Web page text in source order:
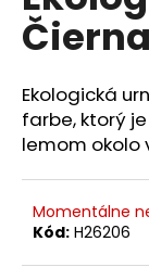
0,0
z
hviezdičiek.
Čierna
Ekologická
farbe, ktorý
lemom okolo
Momentálne
Kód: H26206
á
j
s
ť
?